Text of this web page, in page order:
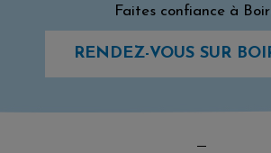
Faites confiance à
RENDEZ-VOUS SUR